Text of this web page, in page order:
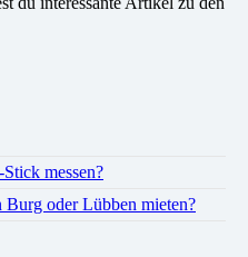
messen?
oder Lübben mieten?